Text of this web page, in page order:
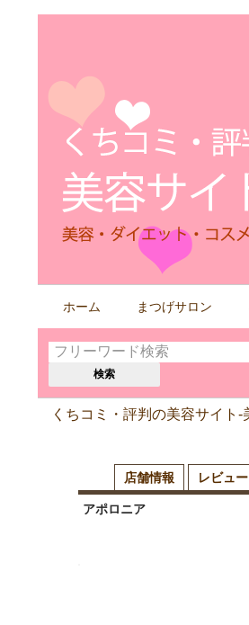
す
る
ホーム まつげサロン
くちコミ・評判の美容サイト-
店舗情報 レビュー
アポロニア